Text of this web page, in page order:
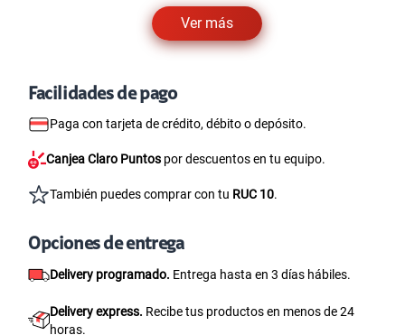
Ver más
Facilidades de pago
Paga con tarjeta de crédito, débito o depósito.
Canjea Claro Puntos por descuentos en tu equipo.
También puedes comprar con tu RUC 10.
Opciones de entrega
Delivery programado. Entrega hasta en 3 días hábiles.
Delivery express. Recibe tus productos en menos de 24
horas.